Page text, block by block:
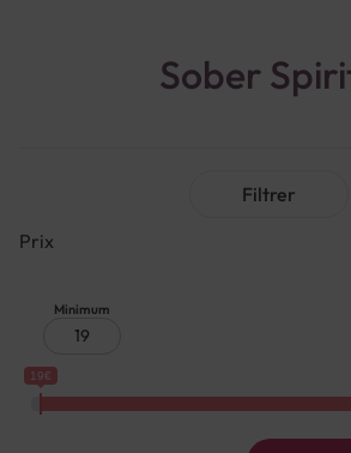
Sober
Filtrer
Prix
Minimum
19€